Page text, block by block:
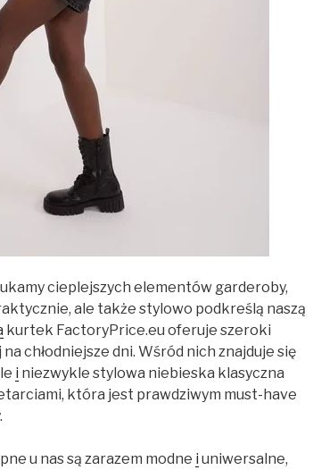
cieplejszych elementów garderoby,
ale także stylowo podkreślą naszą
kurtek FactoryPrice.eu oferuje szeroki
chłodniejsze dni. Wśród nich znajduje się
i niezwykle stylowa niebieska klasyczna
która jest prawdziwym must-have
u nas są zarazem modne i uniwersalne,